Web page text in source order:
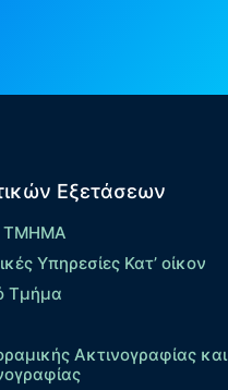
Εξετάσεων
ΤΜΗΜΑ
Υπηρεσίες Κατ’ οίκον
Τμήμα
Ακτινογραφίας και